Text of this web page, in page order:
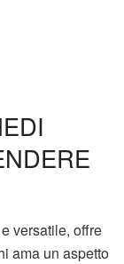
versatile, offre
ama un aspetto